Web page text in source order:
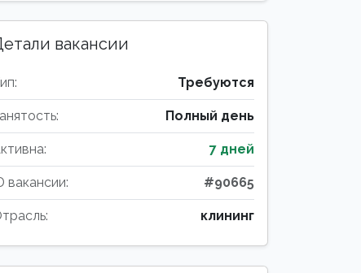
вакансии
Требуются
Полный день
7 дней
вакансии: #90665
клининг